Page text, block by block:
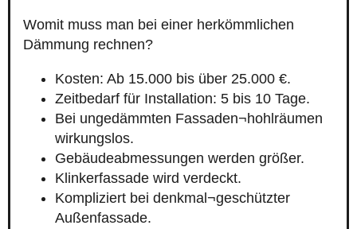
Womit muss man bei einer herkömmlichen
Dämmung rechnen?
Kosten: Ab 15.000 bis über 25.000 €.
Zeitbedarf für Installation: 5 bis 10 Tage.
Bei ungedämmten Fassaden¬hohlräumen
wirkungslos.
Gebäudeabmessungen werden größer.
Klinkerfassade wird verdeckt.
Kompliziert bei denkmal¬geschützter
Außenfassade.